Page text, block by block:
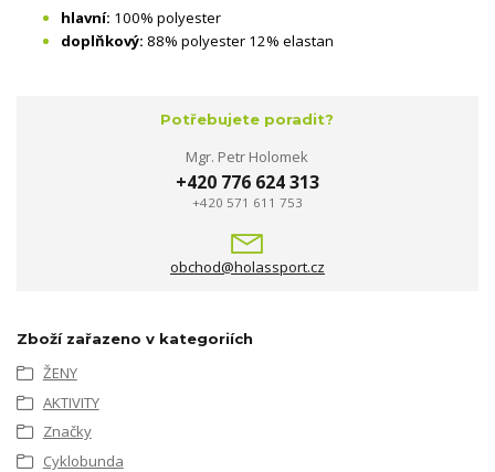
hlavní: 100% polyester
doplňkový: 88% polyester 12% elastan
Potřebujete poradit?
Mgr. Petr Holomek
+420 776 624 313
+420 571 611 753
obchod@holassport.cz
Zboží zařazeno v kategoriích
ŽENY
AKTIVITY
Značky
Cyklobunda